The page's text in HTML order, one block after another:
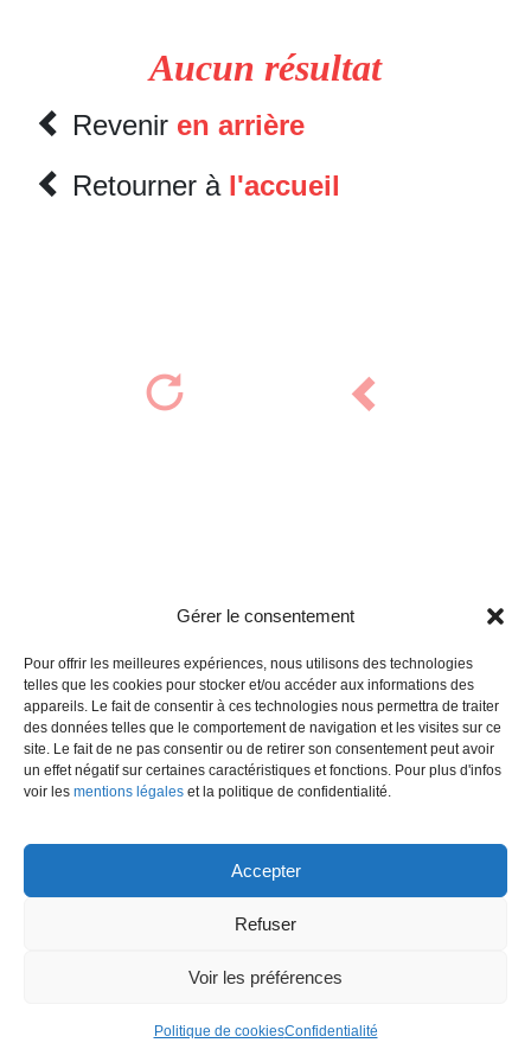
Gérer le consentement
Pour offrir les meilleures expériences, nous utilisons des technologies
telles que les cookies pour stocker et/ou accéder aux informations des
appareils. Le fait de consentir à ces technologies nous permettra de traiter
des données telles que le comportement de navigation et les visites sur ce
site. Le fait de ne pas consentir ou de retirer son consentement peut avoir
un effet négatif sur certaines caractéristiques et fonctions. Pour plus d'infos
voir les mentions légales et la politique de confidentialité.
Accepter
Refuser
Voir les préférences
Politique de cookiesConfidentialité
Aucun résultat
Revenir en arrière
Retourner à l'accueil